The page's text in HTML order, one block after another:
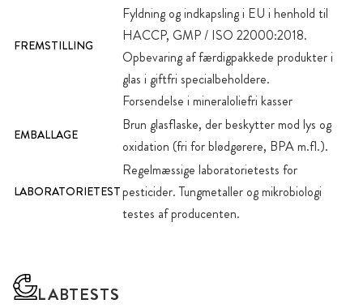
FREMSTILLING
Fyldning og indkapsling i EU i henhold til
HACCP, GMP / ISO 22000:2018.
Opbevaring af færdigpakkede produkter i
glas i giftfri specialbeholdere.
Forsendelse i mineraloliefri kasser
EMBALLAGE
Brun glasflaske, der beskytter mod lys og
oxidation (fri for blødgørere, BPA m.fl.).
LABORATORIETEST
Regelmæssige laboratorietests for
pesticider. Tungmetaller og mikrobiologi
testes af producenten.
LABTESTS